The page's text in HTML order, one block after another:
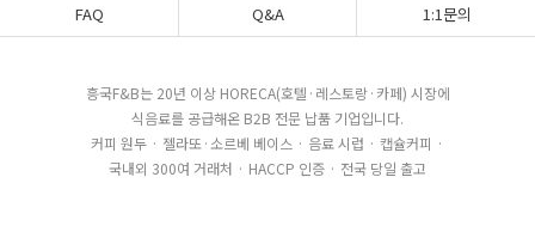
FAQ
Q&A 1:1문의
흥국F&B는 20년 이상 HORECA(호텔·레스토랑·카페) 시장에
식음료를 공급해온 B2B 전문 납품 기업입니다.
커피 원두 · 젤라또·소르베 베이스 · 음료 시럽 · 캡슐커피 ·
국내외 300여 거래처 · HACCP 인증 · 전국 당일 출고